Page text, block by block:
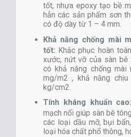
tốt, nhựa epoxy tạo bề
hẳn các sản phẩm sơn
có độ dày từ 1 – 4 mm.
Khả năng chống mài
tốt: Khắc phục hoàn
xước, nứt vỡ của sàn bê
có khả năng chống mài
mg/m2 , khả năng
kg/cm2.
Tính kháng khuẩn cao:
mạch nối giúp sàn bê
các loại dầu mỡ, bụi
loại hóa chất phổ thông,